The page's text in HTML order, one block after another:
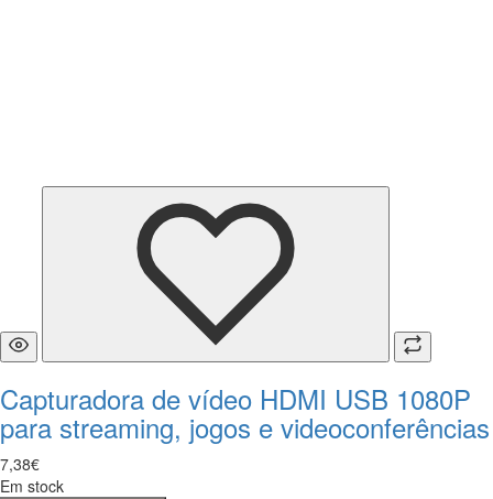
Capturadora de vídeo HDMI USB 1080P
para streaming, jogos e videoconferências
7,38€
Em stock